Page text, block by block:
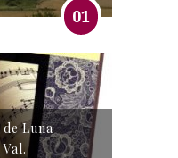
01
Luna